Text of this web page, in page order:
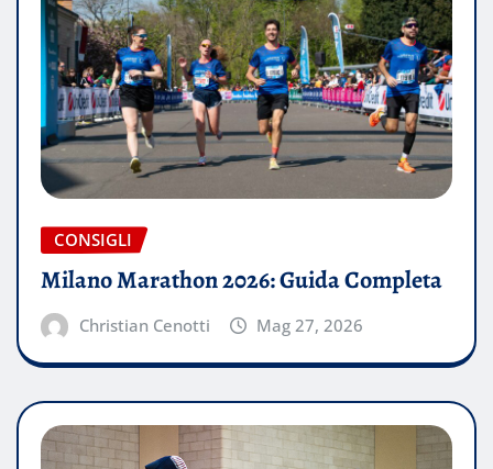
CONSIGLI
Milano Marathon 2026: Guida Completa
Christian Cenotti Mag 27, 2026